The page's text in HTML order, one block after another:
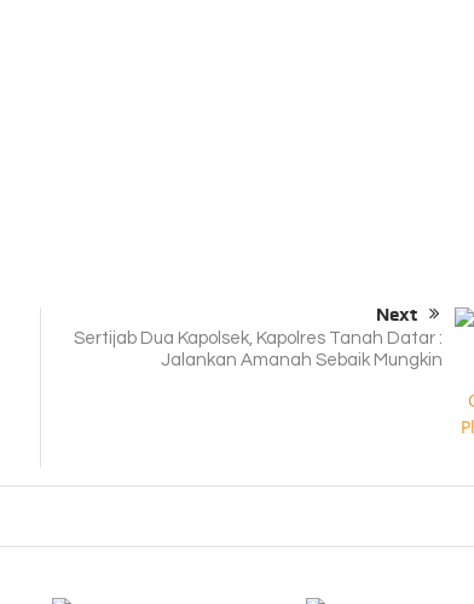
Next
Sertijab Dua Kapolsek, Kapolres Tanah Datar :
Jalankan Amanah Sebaik Mungkin